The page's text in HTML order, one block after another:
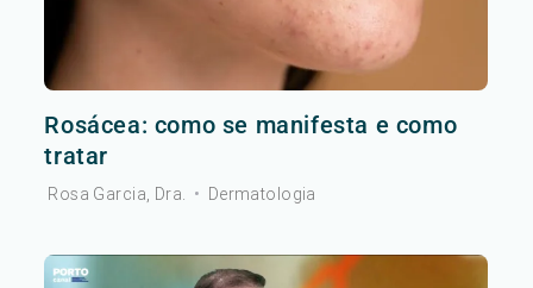
Rosácea: como se manifesta e como
tratar
Rosa Garcia, Dra. • Dermatologia